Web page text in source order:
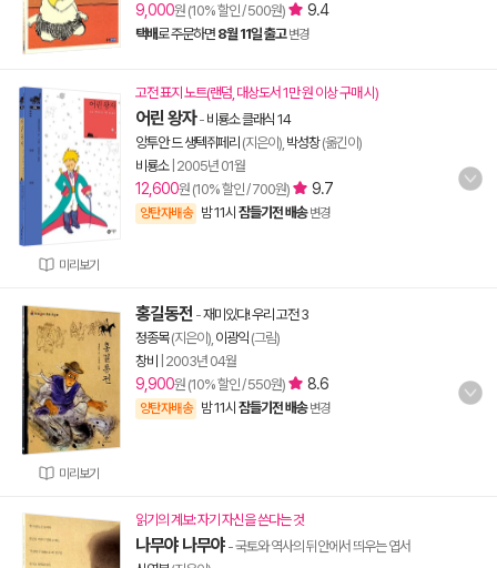
9,000원 (10% 할인 / 500원) 9.4
택배로 주문하면 8월 11일 출고 변경
미리보기
고전 표지 노트(랜덤, 대상도서 1만 원 이상 구매 시)
어린 왕자- 비룡소 클래식 14
앙투안 드 생텍쥐페리 (지은이), 박성창(옮긴이)
비룡소| 2005년 01월
12,600원 (10% 할인 / 700원) 9.7
양탄자배송 밤 11시 잠들기전 배송 변경
미리보기
홍길동전 -재미있다! 우리 고전 3
정종목(지은이), 이광익 (그림)
창비
2003년 04월
9,900원 (10% 할인 / 550원) 8.6
양탄자배송 밤 11시 잠들기전 배송 변경
읽기의 계보: 자기 자신을 쓴다는 것
나무야 나무야 - 국토와 역사의 뒤안에서 띄우는 엽서